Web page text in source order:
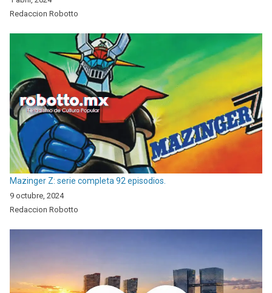
Redaccion Robotto
Mazinger Z: serie completa 92 episodios.
9 octubre, 2024
Redaccion Robotto